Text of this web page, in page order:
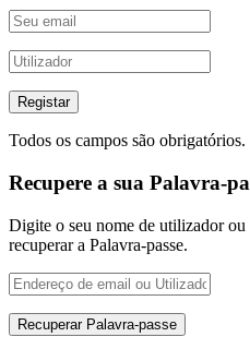
Todos os campos são obrigatórios.
Recupere a sua Palavra-
Digite o seu nome de utilizador ou
recuperar a Palavra-passe.